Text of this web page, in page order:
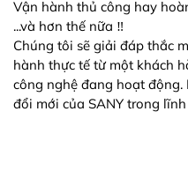
Vận hành thủ công hay
...và hơn thế nữa ‼
Chúng tôi sẽ giải đáp thắc
hành thực tế từ một khách
công nghệ đang hoạt động.
đổi mới của SANY trong